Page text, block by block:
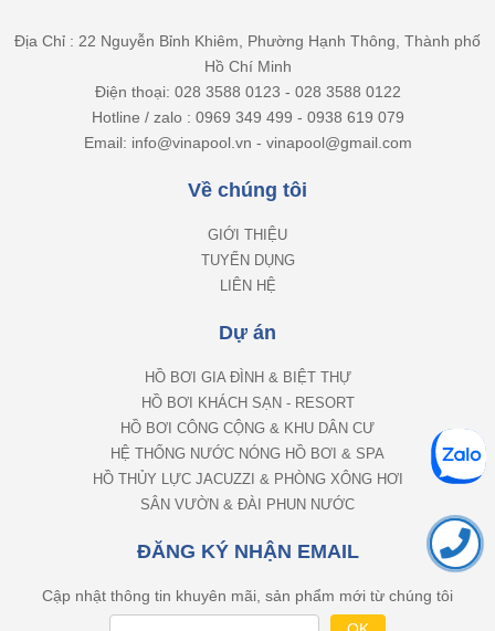
Địa Chỉ : 22 Nguyễn Bỉnh Khiêm, Phường Hạnh Thông, Thành phố
Hồ Chí Minh
Điện thoại: 028 3588 0123 - 028 3588 0122
Hotline / zalo : 0969 349 499 - 0938 619 079
Email: info@vinapool.vn - vinapool@gmail.com
Về chúng tôi
GIỚI THIỆU
TUYỂN DỤNG
LIÊN HỆ
Dự án
HỒ BƠI GIA ĐÌNH & BIỆT THỰ
HỒ BƠI KHÁCH SẠN - RESORT
HỒ BƠI CÔNG CỘNG & KHU DÂN CƯ
HỆ THỐNG NƯỚC NÓNG HỒ BƠI & SPA
HỒ THỦY LỰC JACUZZI & PHÒNG XÔNG HƠI
SÂN VƯỜN & ĐÀI PHUN NƯỚC
ĐĂNG KÝ NHẬN EMAIL
Cập nhật thông tin khuyên mãi, sản phẩm mới từ chúng tôi